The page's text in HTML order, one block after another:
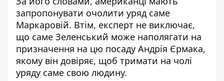
запропонувати очолити уряд саме
Маркаровій. Втім, експерт не виключає,
що саме Зеленський може наполягати на
призначення на цю посаду Андрія Єрмака,
якому він довіряє, щоб тримати на чолі
уряду саме свою людину.